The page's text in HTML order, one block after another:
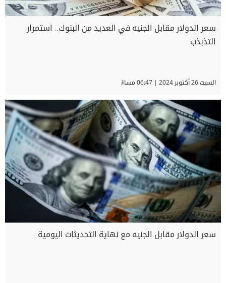
سعر الدولار مقابل الجنيه في العديد من البنوك.. استمرار
التذبذب
السبت 26 أكتوبر 2024 | 06:47 مساءً
سعر الدولار مقابل الجنيه مع نهاية التحديثات اليومية